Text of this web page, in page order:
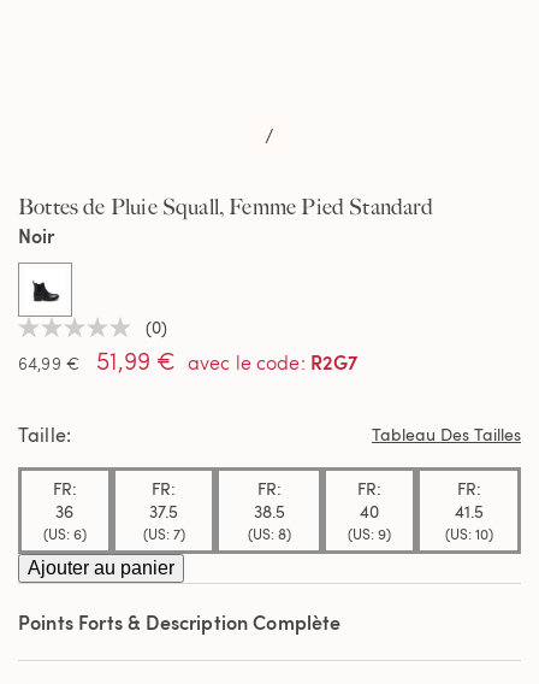
/
Bottes de Pluie Squall, Femme Pied Standard
Aucune
valeur
de
sur
même
page.
(0)
64,99 €
51,99 € avec le code: R2G7
Noir
selected
Taille Tableau Des Tailles
FR:
36
(US: 6)
FR:
37.5
(US: 7)
FR:
38.5
(US: 8)
FR:
40
(US: 9)
FR:
41.5
(US: 10)
Ajouter au panier
Points Forts & Description Complète